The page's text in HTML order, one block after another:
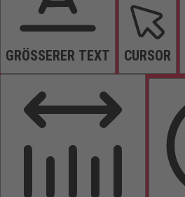
GRÖSSERER TEXT CURSOR